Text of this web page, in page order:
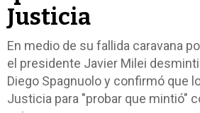
Justicia
En medio de su fallida caravana
el presidente Javier Milei
Diego Spagnuolo y confirmó que
Justicia para "probar que mintió"